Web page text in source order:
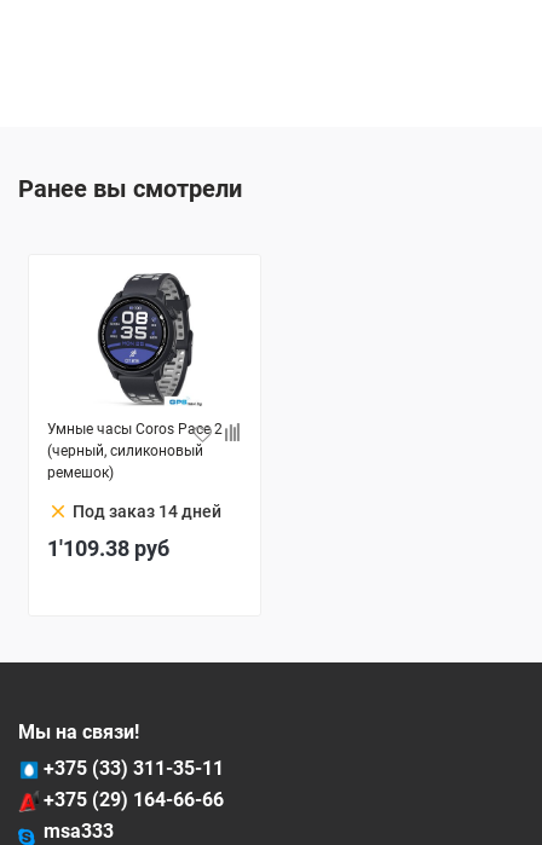
Ранее вы смотрели
Умные часы Coros Pace 2
(черный, силиконовый
ремешок)
clear Под заказ 14 дней
1'109.38 руб
Мы на связи!
+375 (33) 311-35-11
+375 (29) 164-66-66
msa333